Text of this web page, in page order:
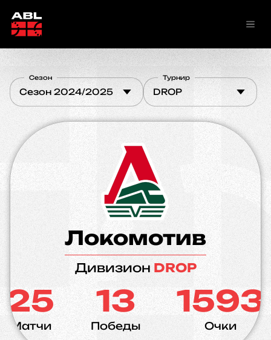
Сезон 2024/2025
Сезон
DROP
Турнир
Локомотив
Дивизион DROP
25
Матчи
13
Победы
1593
Очки